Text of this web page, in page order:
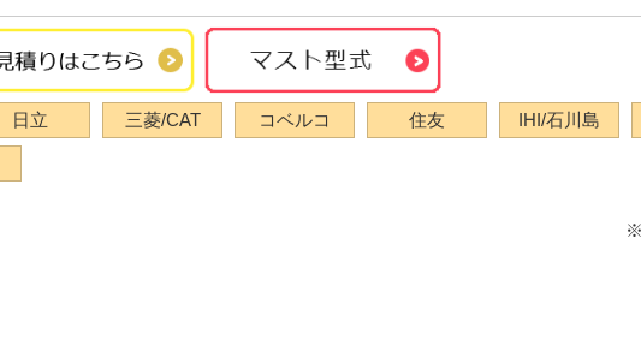
日立 三菱/CAT コベルコ 住友 IHI/石川島